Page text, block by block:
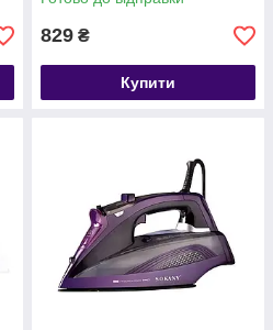
829 ₴
Купити